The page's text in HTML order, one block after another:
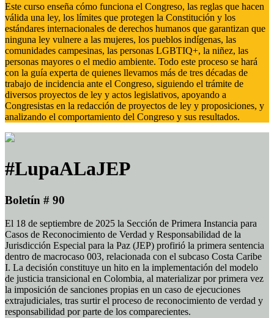
Este curso enseña cómo funciona el Congreso, las reglas que hacen
válida una ley, los límites que protegen la Constitución y los
estándares internacionales de derechos humanos que garantizan que
ninguna ley vulnere a las mujeres, los pueblos indígenas, las
comunidades campesinas, las personas LGBTIQ+, la niñez, las
personas mayores o el medio ambiente. Todo este proceso se hará
con la guía experta de quienes llevamos más de tres décadas de
trabajo de incidencia ante el Congreso, siguiendo el trámite de
diversos proyectos de ley y actos legislativos, apoyando a
Congresistas en la redacción de proyectos de ley y proposiciones, y
analizando el comportamiento del Congreso y sus resultados.
#LupaALaJEP
Boletín # 90
El 18 de septiembre de 2025 la Sección de Primera Instancia para
Casos de Reconocimiento de Verdad y Responsabilidad de la
Jurisdicción Especial para la Paz (JEP) profirió la primera sentencia
dentro de macrocaso 003, relacionada con el subcaso Costa Caribe
I. La decisión constituye un hito en la implementación del modelo
de justicia transicional en Colombia, al materializar por primera vez
la imposición de sanciones propias en un caso de ejecuciones
extrajudiciales, tras surtir el proceso de reconocimiento de verdad y
responsabilidad por parte de los comparecientes.